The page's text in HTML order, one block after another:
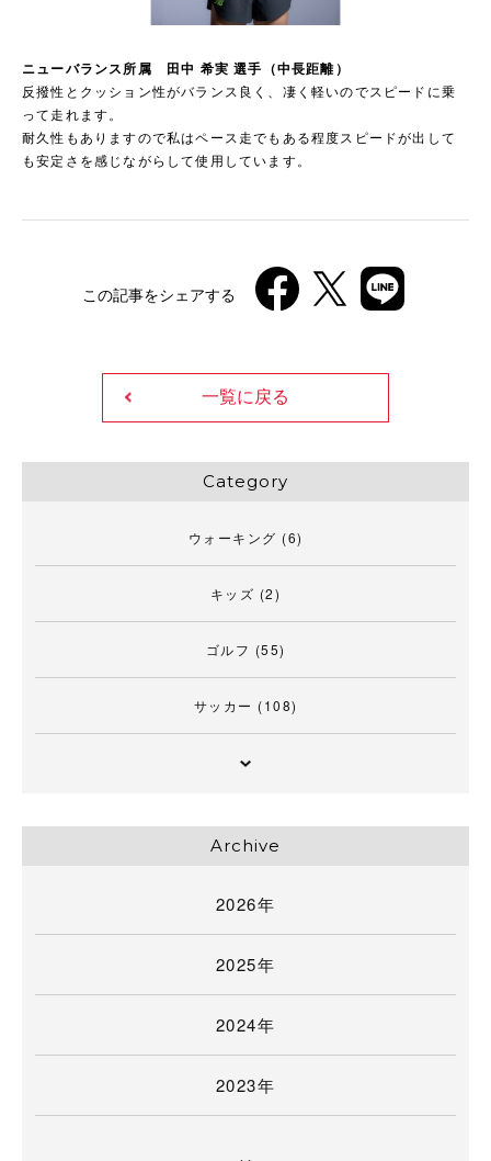
ニューバランス所属 田中 希実 選手（中長距離）
反撥性とクッション性がバランス良く、凄く軽いのでスピードに乗
って走れます。
耐久性もありますので私はペース走でもある程度スピードが出して
も安定さを感じながらして使用しています。
この記事をシェアする
一覧に戻る
Category
ウォーキング (6)
キッズ (2)
ゴルフ (55)
サッカー (108)
Archive
2026年
2025年
2024年
2023年